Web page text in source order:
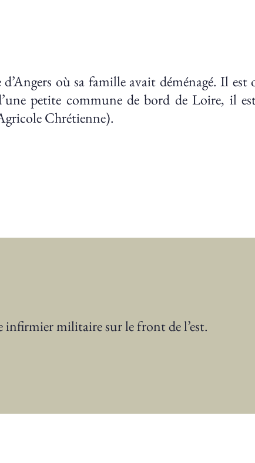
où sa famille avait déménagé. Il est
petite commune de bord de Loire, il
Chrétienne).
militaire sur le front de l’est.